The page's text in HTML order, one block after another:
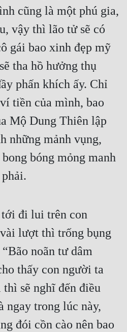
cũng là một phú gia,
vậy thì lão tử sẽ có
gái bao xinh đẹp mỹ
tha hồ hưởng thụ
phấn khích ấy. Chỉ
tiền của mình, bao
Mộ Dung Thiên lập
những mảnh vụng,
bóng mỏng manh
đi lui trên con
lượt thì trống bụng
noãn tư dâm
thấy con người ta
sẽ nghĩ đến điều
ngay trong lúc này,
đói cồn cào nên bao